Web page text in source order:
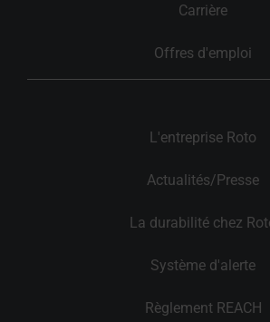
Carrière
Offres d'emploi
L'entreprise Roto
Actualités/Presse
La durabilité chez
Système d'alerte
Règlement REACH